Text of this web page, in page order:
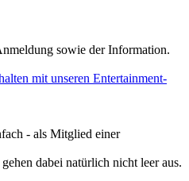
sowie der Information.
mit unseren Entertainment-
- als Mitglied einer
dabei natürlich nicht leer aus.